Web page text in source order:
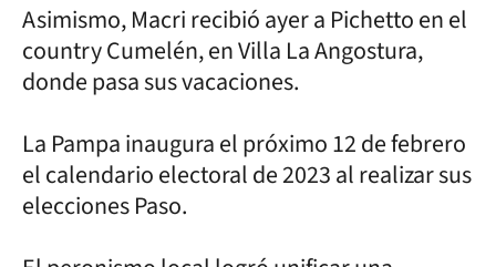
Asimismo, Macri recibió ayer a Pichetto en el
country Cumelén, en Villa La Angostura,
donde pasa sus vacaciones.
La Pampa inaugura el próximo 12 de febrero
el calendario electoral de 2023 al realizar sus
elecciones Paso.